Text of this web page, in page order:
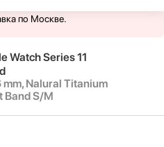
выходных. Для Вас доступен
по Москве.
Watch Series 11
mm, Nalural Titanium
Band S/M